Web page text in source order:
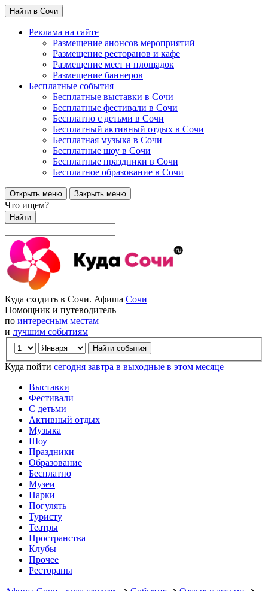
Найти в Сочи
Реклама на сайте
Размещение анонсов мероприятий
Размещение ресторанов и кафе
Размещение мест и площадок
Размещение баннеров
Бесплатные события
Бесплатные выставки в Сочи
Бесплатные фестивали в Сочи
Бесплатно с детьми в Сочи
Бесплатный активный отдых в Сочи
Бесплатная музыка в Сочи
Бесплатные шоу в Сочи
Бесплатные праздники в Сочи
Бесплатное образование в Сочи
Открыть меню Закрыть меню
Что ищем?
Найти
Куда сходить в Сочи. Афиша Сочи
Помощник и путеводитель
по интересным местам
и лучшим событиям
Куда пойти сегодня завтра в выходные в этом месяце
Выставки
Фестивали
С детьми
Активный отдых
Музыка
Шоу
Праздники
Образование
Бесплатно
Музеи
Парки
Погулять
Туристу
Театры
Пространства
Клубы
Прочее
Рестораны